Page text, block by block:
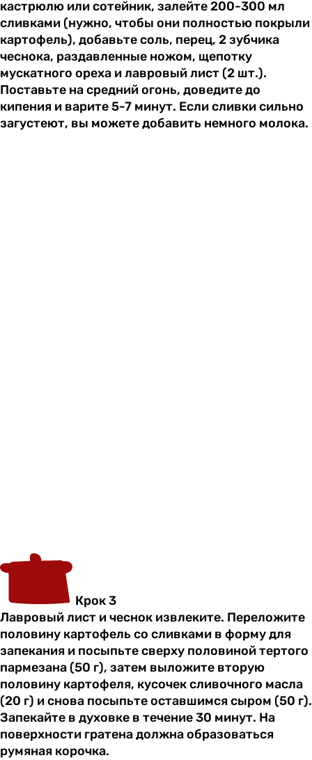
кастрюлю или сотейник, залейте 200-300 мл
сливками (нужно, чтобы они полностью покрыли
картофель), добавьте соль, перец, 2 зубчика
чеснока, раздавленные ножом, щепотку
мускатного ореха и лавровый лист (2 шт.).
Поставьте на средний огонь, доведите до
кипения и варите 5-7 минут. Если сливки сильно
загустеют, вы можете добавить немного молока.
Крок 3
Лавровый лист и чеснок извлеките. Переложите
половину картофель со сливками в форму для
запекания и посыпьте сверху половиной тертого
пармезана (50 г), затем выложите вторую
половину картофеля, кусочек сливочного масла
(20 г) и снова посыпьте оставшимся сыром (50 г).
Запекайте в духовке в течение 30 минут. На
поверхности гратена должна образоваться
румяная корочка.